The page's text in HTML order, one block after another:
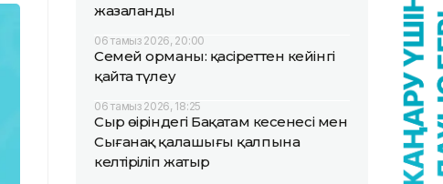
жазаланды
06 тамыз 2026, 20:00
Семей орманы: қасіреттен кейінгі
қайта түлеу
06 тамыз 2026, 18:25
Сыр өңіріндегі Бақатам кесенесі мен
Сығанақ қалашығы қалпына
келтіріліп жатыр